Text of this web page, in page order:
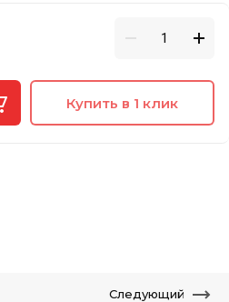
Купить в 1 клик
Следующий